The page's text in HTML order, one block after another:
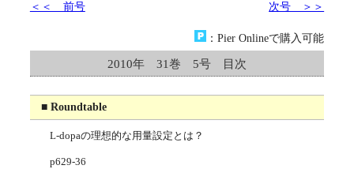
＜＜ 前号 次号 ＞＞
：Pier Onlineで購入可能
2010年 31巻 5号 目次
■ Roundtable
L-dopaの理想的な用量設定とは？
p629-36